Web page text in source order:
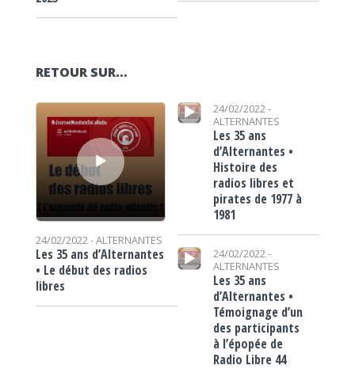
RETOUR SUR…
Lecteur audio
24/02/2022 -ALTERNANTES
Les 35 ans d’Alternantes
• Le début des radios
libres
Lecteur audio
24/02/2022 -
ALTERNANTES
Les 35 ans
d’Alternantes •
Histoire des
radios libres et
pirates de 1977 à
1981
Lecteur audio
24/02/2022 -
ALTERNANTES
Les 35 ans
d’Alternantes •
Témoignage d’un
des participants
à l’épopée de
Radio Libre 44